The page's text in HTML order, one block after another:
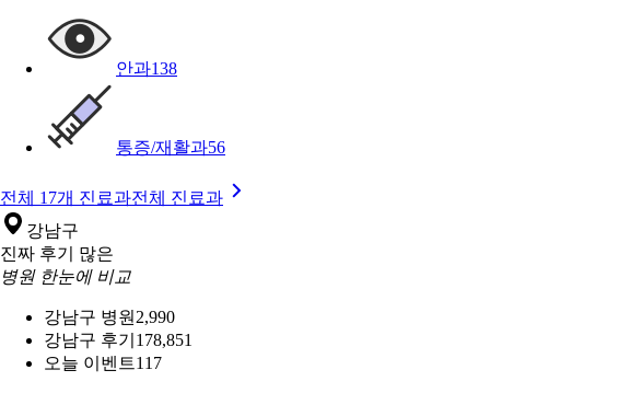
안과138
통증/재활과56
전체 17개 진료과전체 진료과
강남구
진짜 후기 많은
병원 한눈에 비교
강남구 병원 2,990
강남구 후기 178,851
오늘 이벤트117